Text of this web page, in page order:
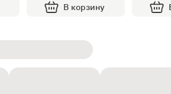
В корзину